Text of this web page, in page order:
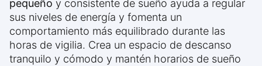
pequeño y consistente de sueño ayuda a regular
sus niveles de energía y fomenta un
comportamiento más equilibrado durante las
horas de vigilia. Crea un espacio de descanso
tranquilo y cómodo y mantén horarios de sueño